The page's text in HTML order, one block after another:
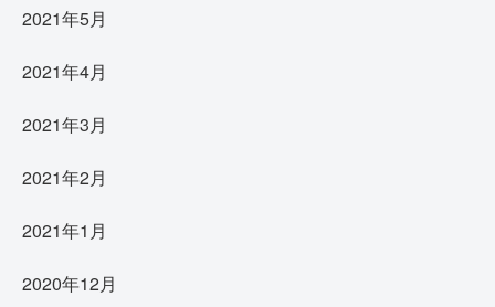
2021年5月
2021年4月
2021年3月
2021年2月
2021年1月
2020年12月